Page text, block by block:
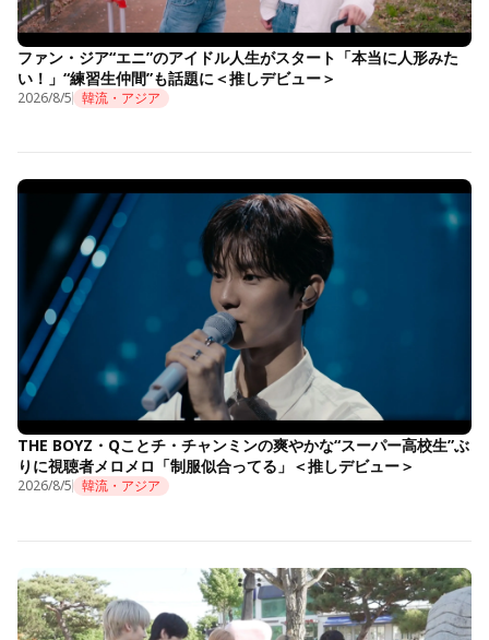
ファン・ジア“エニ”のアイドル人生がスタート「本当に人形みた
い！」“練習生仲間”も話題に＜推しデビュー＞
2026/8/5 韓流・アジア
THE BOYZ・Qことチ・チャンミンの爽やかな“スーパー高校生”ぶ
りに視聴者メロメロ「制服似合ってる」＜推しデビュー＞
2026/8/5 韓流・アジア